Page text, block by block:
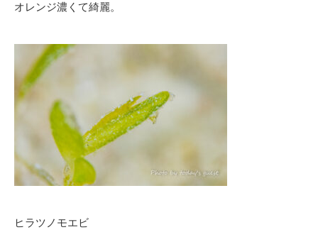
オレンジ濃くて綺麗。
ヒラツノモエビ